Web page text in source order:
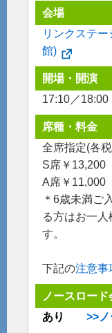
会場
リンクステ
館)
開場・開演
17:10／
席種・料金
全席指定(各
S席￥13,200
A席￥11,000
＊6歳未満ご
る方はお一
す。
下記の注意事
ノースロー
あり >>